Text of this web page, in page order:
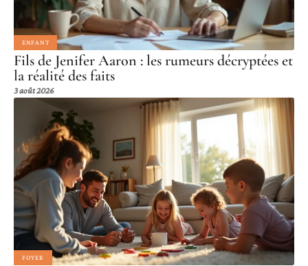
ENFANT
Fils de Jenifer Aaron : les rumeurs décryptées et
la réalité des faits
3 août 2026
FOYER